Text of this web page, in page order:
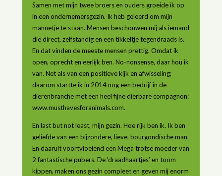
Samen met mijn twee broers en ouders groeide ik op
in een ondernemersgezin. Ik heb geleerd om mijn
mannetje te staan. Mensen beschouwen mij als iemand
die direct, zelfstandig en een tikkeltje tegendraads is.
En dat vinden de meeste mensen prettig. Omdat ik
open, oprecht en eerlijk ben. No-nonsense, daar hou ik
van. Net als van een positieve kijk en afwisseling;
daarom startte ik in 2014 nog een bedrijf in de
dierenbranche met een heel fijne dierbare compagnon:
www.musthavesforanimals.com.
En last but not least, mijn gezin. Hoe rijk ben ik. Ik ben
geliefde van een bijzondere, lieve, bourgondische man.
En daaruit voortvloeiend een Mega trotse moeder van
2 fantastische pubers. De ‘draadhaartjes’ en toom
kippen, maken ons gezin compleet en geven mij enorm